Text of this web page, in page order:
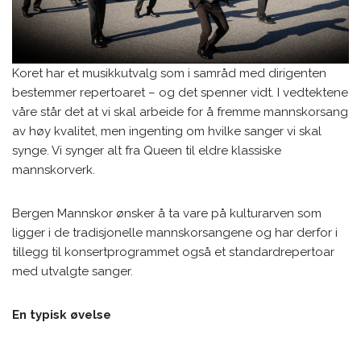
Koret har et musikkutvalg som i samråd med dirigenten
bestemmer repertoaret – og det spenner vidt. I vedtektene
våre står det at vi skal arbeide for å fremme mannskorsang
av høy kvalitet, men ingenting om hvilke sanger vi skal
synge. Vi synger alt fra Queen til eldre klassiske
mannskorverk.
Bergen Mannskor ønsker å ta vare på kulturarven som
ligger i de tradisjonelle mannskorsangene og har derfor i
tillegg til konsertprogrammet også et standardrepertoar
med utvalgte sanger.
En typisk øvelse